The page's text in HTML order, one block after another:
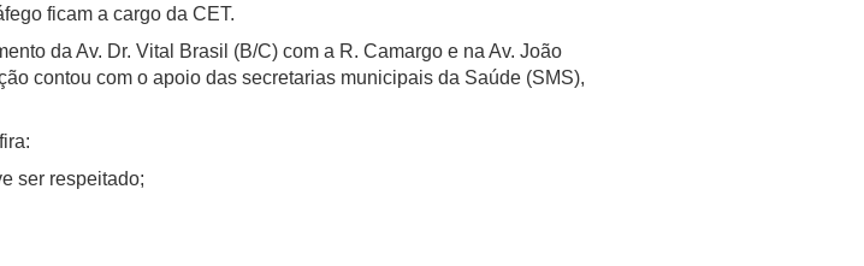
ficam a cargo da CET.
da Av. Dr. Vital Brasil (B/C) com a R. Camargo e na Av. João
contou com o apoio das secretarias municipais da Saúde (SMS),
ser respeitado;